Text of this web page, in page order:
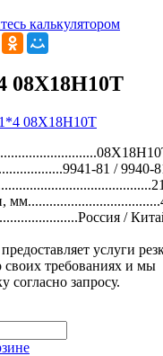
калькулятором
08Х18Н10Т
81 / 9940-
/
услуги
требованиях и мы
согласно запросу.